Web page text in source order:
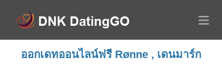
ออกเดทออนไลน์ฟรี Rønne , เดนมาร์ก